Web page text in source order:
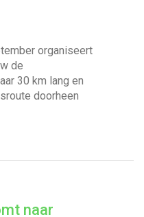
organiseert
de
30 km lang en
doorheen
naar